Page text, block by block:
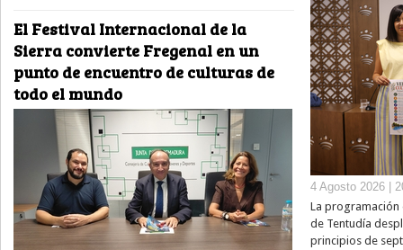
El Festival Internacional de la
Sierra convierte Fregenal en un
punto de encuentro de culturas de
todo el mundo
4 Agosto 2026 |
La programación
de Tentudía
principios de